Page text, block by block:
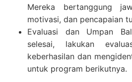
Mereka bertanggung
motivasi, dan pencapaian
Evaluasi dan Umpan
selesai, lakukan
keberhasilan dan
untuk program berikutnya.